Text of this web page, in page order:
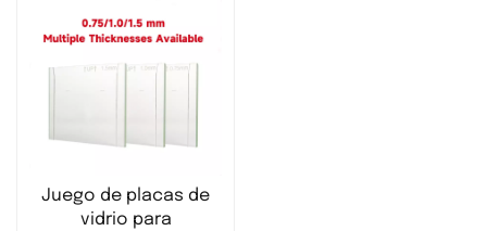
Juego de placas de
vidrio para